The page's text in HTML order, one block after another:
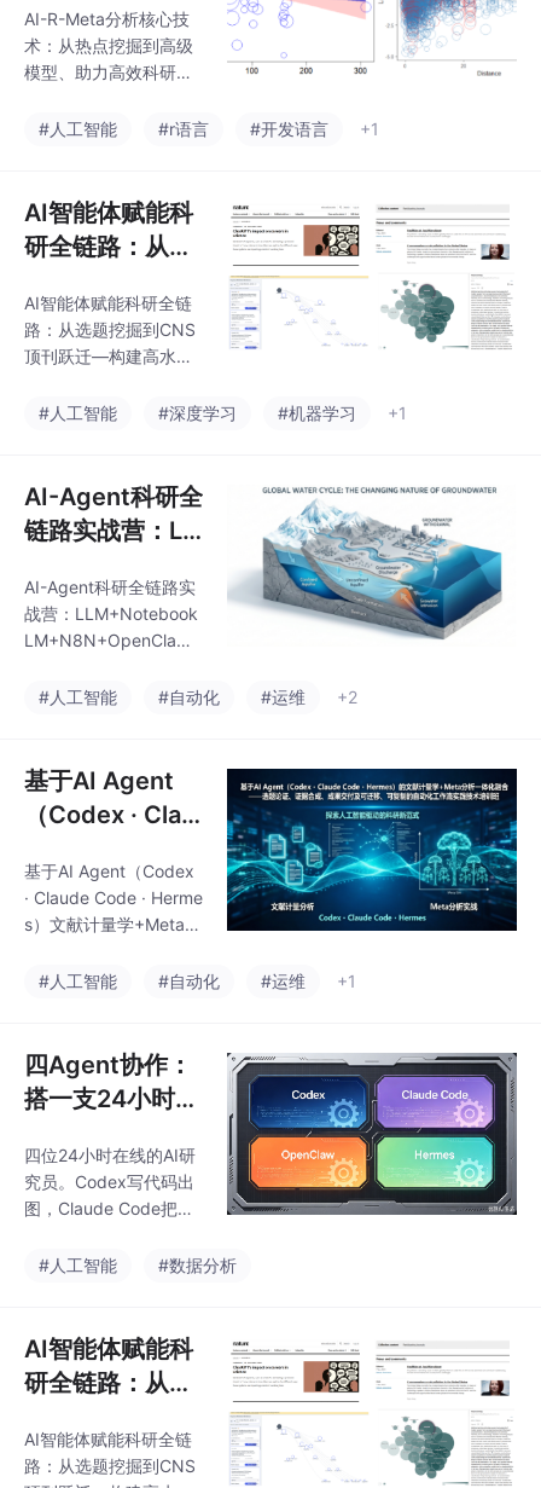
型、助力高效科
研与论文发表
AI-R-Meta分析核心技
术：从热点挖掘到高级
模型、助力高效科研与
#人工智能
#r语言 #开发语言 +1
AI智能体赋能科
研全链路：从选
刊跃迁—构建高
水平论文写作、
弈的方法论体系
AI智能体赋能科研全链
路：从选题挖掘到CNS
顶刊跃迁—构建高水平
稿博弈的方法论体系
#人工智能 #深度学习 #机器学习 +1
AI-Agent科研全
链路实战营：LL
M+N8N+Open
Claw+Claude
Seedance自动
理+论文写作/绘
图/视频一站式搞
定
AI-Agent科研全链路实
战营：LLM+Notebook
LM+N8N+OpenClaw+
Seedance自动化编程
#人工智能 #自动化 #运维 +2
基于AI Agent
（Codex · Clau
mes）文献计量
学+Meta分析：
合成、成果交付
制的自动化工作
流
基于AI Agent（Codex
· Claude Code · Herme
s）文献计量学+Meta分
成、成果交付及可迁
论文/基金申请的【完整
项目包】！📦这不是普
通的软件教学，而是一
1️⃣ 文献计量学：一张图
谱看清领域全局，锁定
研究缺口。2️⃣ Meta分
让你的结论有“数”可
#人工智能 #自动化 #运维 +1
四Agent协作：
搭一支24小时在
队，Codex执
行/Claude复核/
排/Hermes记忆
四位24小时在线的AI研
究员。Codex写代码出
图，Claude Code把关
跨平台流水线，Hermes
同进化，从文献采集、
PDF深度提取、数据建
模到Meta分析、成果传
跑通。
#人工智能 #数据分析
AI智能体赋能科
研全链路：从选
刊跃迁—构建高
AI智能体赋能科研全链
路：从选题挖掘到CNS